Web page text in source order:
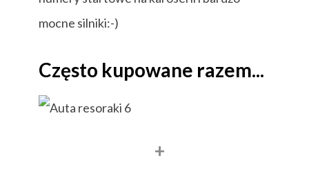
mocne silniki:-)
Często kupowane razem...
+